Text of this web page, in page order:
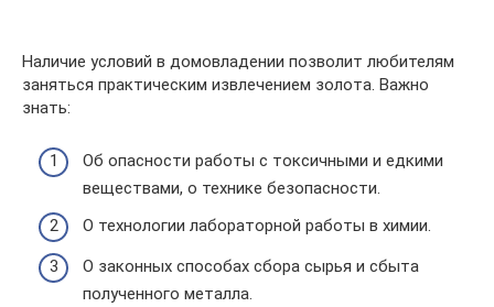
Наличие условий в домовладении позволит любителям
заняться практическим извлечением золота. Важно
знать:
Об опасности работы с токсичными и едкими
веществами, о технике безопасности.
О технологии лабораторной работы в химии.
О законных способах сбора сырья и сбыта
полученного металла.